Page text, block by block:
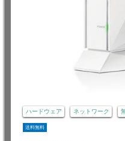
ハードウェア ネットワーク
送料無料